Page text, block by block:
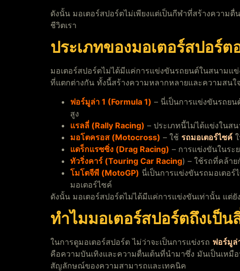
ดังนั้น มอเตอร์สปอร์ตไม่เพียงแต่เป็นกีฬาที่สร้างความ
ชีวิตเรา
ประเภทของมอเตอร์สปอร์
มอเตอร์สปอร์ตไม่ได้มีแค่การแข่งขันรถยนต์ในสนามแ
ที่แตกต่างกัน ทั้งนี้สร้างความหลากหลายและความสนใ
ฟอร์มูล่า 1 (Formula 1) – นี่เป็นการแข่งขันรถย
สูง
แรลลี่ (Rally Racing) – ประเภทนี้ไม่ได้แข่งในส
มอโตครอส (Motocross) – ใช้ รถมอเตอร์ไซค์
แดร็กแรซซิ่ง (Drag Racing) – การแข่งขันในระ
ทัวริ่งคาร์ (Touring Car Racing) – ใช้รถที่คล้า
โมโตจีพี (MotoGP) นี่เป็นการแข่งขันรถมอเตอ
มอเตอร์ไซค์
ดังนั้น มอเตอร์สปอร์ตไม่ได้มีแค่การแข่งขันเท่านั้น แต่
ทำไมมอเตอร์สปอร์ตถึงเป็น
ในการดูมอเตอร์สปอร์ต ไม่ว่าจะเป็นการแข่งรถ ฟอร์มูล่
คือความบันเทิงและความตื่นเต้นที่นำมาซึ่ง มันเป็นเหมื
สัญลักษณ์ของความสามารถและเทคนิค